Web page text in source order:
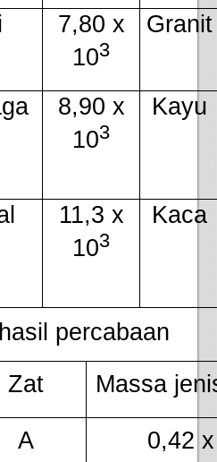
7,80 x
103
Granit
8,90 x
103
Kayu
11,3 x
103
Kaca
percabaan
Zat Massa
A 0,42